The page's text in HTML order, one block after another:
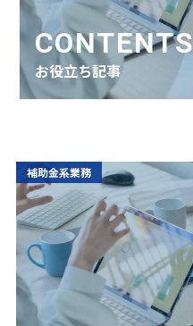
CONTENTS
お役立ち記事
補助金系業務
お知らせ
お問合せ
サービスメニュー
プライバシーポリシー